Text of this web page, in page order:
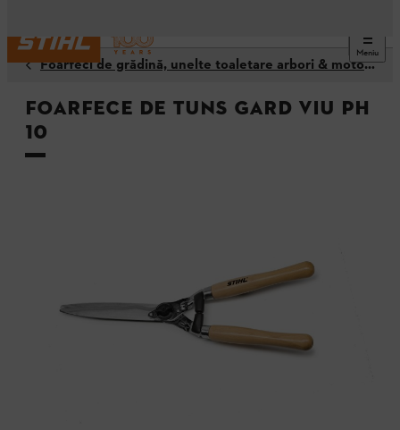
Meniu
Foarfeci de grădină, unelte toaletare arbori & motoferăstrău multifuncţional
Foarfece de tuns gard viu PH
10